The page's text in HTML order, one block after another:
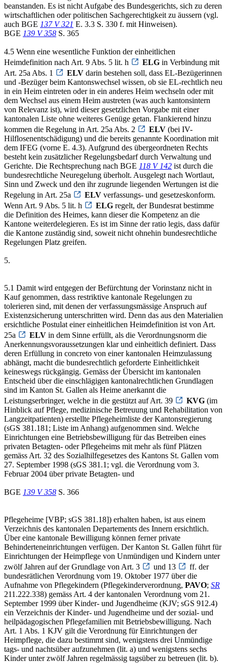
beanstanden. Es ist nicht Aufgabe des Bundesgerichts, sich zu deren
wirtschaftlichen oder politischen Sachgerechtigkeit zu äussern (vgl.
auch BGE 137 V 321 E. 3.3 S. 330 f. mit Hinweisen).
BGE 139 V 358 S. 365
4.5 Wenn eine wesentliche Funktion der einheitlichen
Heimdefinition nach Art. 9 Abs. 5 lit. h
ELG in Verbindung mit
Art. 25a Abs. 1
ELV darin bestehen soll, dass EL-Bezügerinnen
und -Bezüger beim Kantonswechsel wissen, ob sie EL-rechtlich neu
in ein Heim eintreten oder in ein anderes Heim wechseln oder mit
dem Wechsel aus einem Heim austreten (was auch kantonsintern
von Relevanz ist), wird dieser gesetzlichen Vorgabe mit einer
kantonalen Liste ohne weiteres Genüge getan. Flankierend hinzu
kommen die Regelung in Art. 25a Abs. 2
ELV (bei IV-
Hilflosenentschädigung) und die bereits genannte Koordination mit
dem IFEG (vorne E. 4.3). Aufgrund des übergeordneten Rechts
besteht kein zusätzlicher Regelungsbedarf durch Verwaltung und
Gerichte. Die Rechtsprechung nach BGE 118 V 142 ist durch die
bundesrechtliche Neuregelung überholt. Ausgelegt nach Wortlaut,
Sinn und Zweck und den ihr zugrunde liegenden Wertungen ist die
Regelung in Art. 25a
ELV verfassungs- und gesetzeskonform.
Wenn Art. 9 Abs. 5 lit. h
ELG regelt, der Bundesrat bestimme
die Definition des Heimes, kann dieser die Kompetenz an die
Kantone weiterdelegieren. Es ist im Sinne der ratio legis, dass dafür
die Kantone zuständig sind, soweit nicht ohnehin bundesrechtliche
Regelungen Platz greifen.
5.
5.1 Damit wird entgegen der Befürchtung der Vorinstanz nicht in
Kauf genommen, dass restriktive kantonale Regelungen zu
tolerieren sind, mit denen der verfassungsmässige Anspruch auf
Existenzsicherung unterschritten wird. Denn das aus den Materialien
ersichtliche Postulat einer einheitlichen Heimdefinition ist von Art.
25a
ELV in dem Sinne erfüllt, als die Verordnungsnorm die
Anerkennungsvoraussetzungen klar und einheitlich definiert. Dass
deren Erfüllung in concreto von einer kantonalen Heimzulassung
abhängt, macht die bundesrechtlich geforderte Einheitlichkeit
keineswegs rückgängig. Gemäss der Übersicht im kantonalen
Entscheid über die einschlägigen kantonalrechtlichen Grundlagen
sind im Kanton St. Gallen als Heime anerkannt die
Leistungserbringer, welche in die gestützt auf Art. 39
KVG (im
Hinblick auf Pflege, medizinische Betreuung und Rehabilitation von
Langzeitpatienten) erstellte Pflegeheimliste der Kantonsregierung
(sGS 381.181; Liste im Anhang) aufgenommen sind. Welche
Einrichtungen eine Betriebsbewilligung für das Betreiben eines
privaten Betagten- oder Pflegeheims mit mehr als fünf Plätzen
gemäss Art. 32 des Sozialhilfegesetzes des Kantons St. Gallen vom
27. September 1998 (sGS 381.1; vgl. die Verordnung vom 3.
Februar 2004 über private Betagten- und
BGE 139 V 358 S. 366
Pflegeheime [VBP; sGS 381.18]) erhalten haben, ist aus einem
Verzeichnis des kantonalen Departements des Innern ersichtlich.
Über eine kantonale Bewilligung können ferner private
Behinderteneinrichtungen verfügen. Der Kanton St. Gallen führt für
Einrichtungen der Heimpflege von Unmündigen und Kindern unter
zwölf Jahren auf der Grundlage von Art. 3
und 13
ff. der
bundesrätlichen Verordnung vom 19. Oktober 1977 über die
Aufnahme von Pflegekindern (Pflegekinderverordnung, PAVO; SR
211.222.338) gemäss Art. 4 der kantonalen Verordnung vom 21.
September 1999 über Kinder- und Jugendheime (KJV; sGS 912.4)
ein Verzeichnis der Kinder- und Jugendheime und der sozial- und
heilpädagogischen Pflegefamilien mit Betriebsbewilligung. Nach
Art. 1 Abs. 1 KJV gilt die Verordnung für Einrichtungen der
Heimpflege, die dazu bestimmt sind, wenigstens drei Unmündige
tags- und nachtsüber aufzunehmen (lit. a) und wenigstens sechs
Kinder unter zwölf Jahren regelmässig tagsüber zu betreuen (lit. b).